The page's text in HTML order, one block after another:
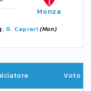
Monza
G. Caprari (Mon)
Voto